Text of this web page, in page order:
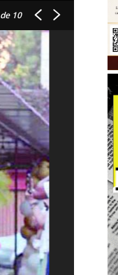
de 10